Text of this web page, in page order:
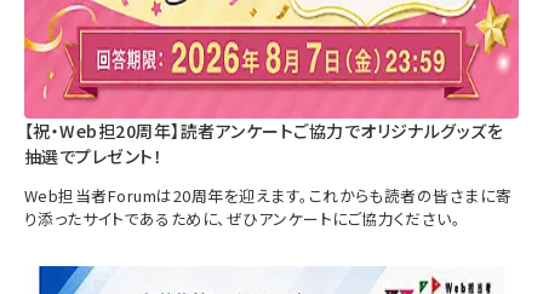
【祝・Web担20周年】読者アンケートご協力でオリジナルグッズを
抽選でプレゼント！
Web担当者Forumは20周年を迎えます。これからも読者の皆さまに寄
り添ったサイトであるために、ぜひアンケートにご協力ください。